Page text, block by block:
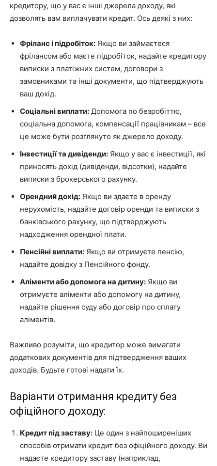
кредитору, що у вас є інші джерела доходу, які
дозволять вам виплачувати кредит. Ось деякі з них:
Фріланс і підробіток: Якщо ви займаєтеся
фрілансом або маєте підробіток, надайте кредитору
виписки з платіжних систем, договори з
замовниками та інші документи, що підтверджують
ваш дохід.
Соціальні виплати: Допомога по безробіттю,
соціальна допомога, компенсації працівникам – все
це може бути розглянуто як джерело доходу.
Інвестиції та дивіденди: Якщо у вас є інвестиції, які
приносять дохід (дивіденди, відсотки), надайте
виписки з брокерського рахунку.
Орендний дохід: Якщо ви здаєте в оренду
нерухомість, надайте договір оренди та виписки з
банківського рахунку, що підтверджують
надходження орендної плати.
Пенсійні виплати: Якщо ви отримуєте пенсію,
надайте довідку з Пенсійного фонду.
Аліменти або допомога на дитину: Якщо ви
отримуєте аліменти або допомогу на дитину,
надайте рішення суду або договір про сплату
аліментів.
Важливо розуміти, що кредитор може вимагати
додаткових документів для підтвердження ваших
доходів. Будьте готові надати їх.
Варіанти отримання кредиту без
офіційного доходу:
Кредит під заставу: Це один з найпоширеніших
способів отримати кредит без офіційного доходу. Ви
надаєте кредитору заставу (наприклад,